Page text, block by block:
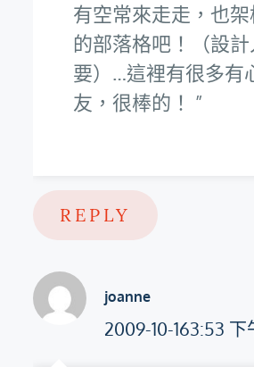
有空常來走走，也
的部落格吧！（設
要）…這裡有很多有
友，很棒的！
REPLY
joanne
2009-10-163:53 下